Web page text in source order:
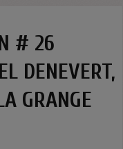
# 26
DENEVERT,
GRANGE